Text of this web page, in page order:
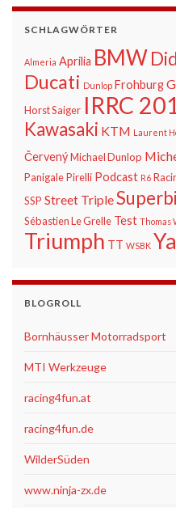
SCHLAGWÖRTER
Almeria Aprilia BMW
Ducati Dunlop Frohburg
Horst Saiger IRRC
Kawasaki KTM Laurent
ČervenýMichael Dunlop
PanigalePirelli Podcast R6
SSP Street Triple
Sébastien Le Grelle Test Thomas
Triumph TT WSBK
BLOGROLL
Bornhäusser Motorradsport
MTI Werkzeuge
racing4fun.at
racing4fun.de
WilderSüden
www.ninja-zx.de